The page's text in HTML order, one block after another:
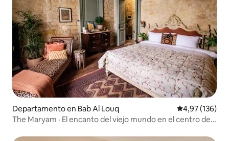
Departamento en Bab Al Louq Calificación
4,97 (136)
The Maryam · El encanto del viejo mundo en el centro de